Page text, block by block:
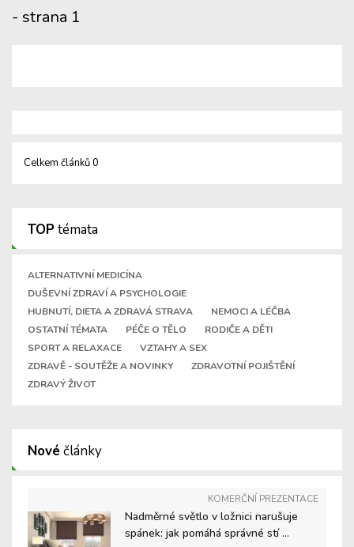
- strana 1
Celkem článků 0
TOPtémata
ALTERNATIVNÍ MEDICÍNA
DUŠEVNÍ ZDRAVÍ A PSYCHOLOGIE
HUBNUTÍ, DIETA A ZDRAVÁ STRAVA
NEMOCI A LÉČBA
OSTATNÍ TÉMATA
PÉČE O TĚLO
RODIČE A DĚTI
SPORT A RELAXACE
VZTAHY A SEX
ZDRAVĚ - SOUTĚŽE A NOVINKY
ZDRAVOTNÍ POJIŠTĚNÍ
ZDRAVÝ ŽIVOT
Nové články
KOMERČNÍ PREZENTACE
Nadměrné světlo v ložnici narušuje
spánek: jak pomáhá správné stí ...